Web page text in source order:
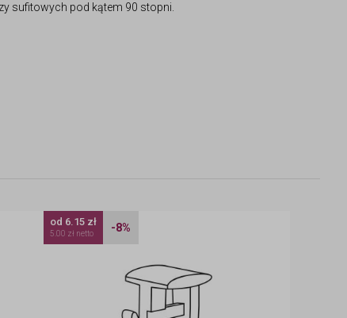
sufitowych pod kątem 90 stopni.
od 6.15 zł
5.00 zł netto -8%